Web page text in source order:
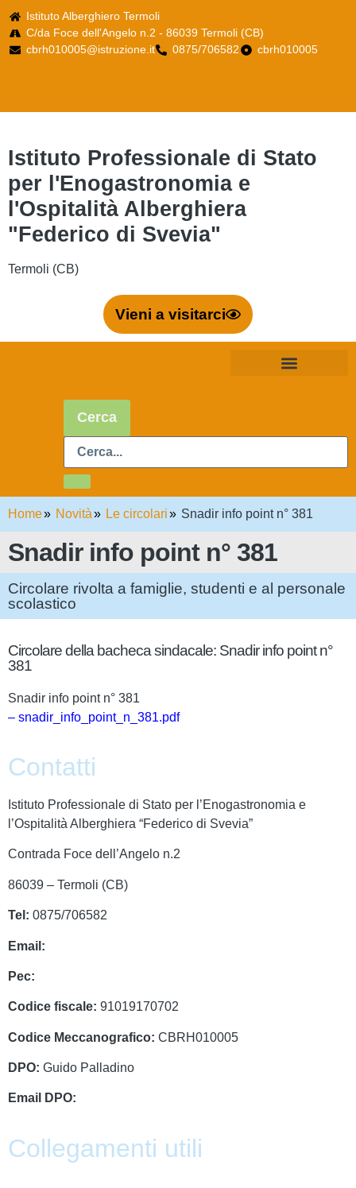
Istituto Alberghiero Termoli
C/da Foce dell'Angelo n.2 - 86039 Termoli (CB)
cbrh010005@istruzione.it
0875/706582 cbrh010005
Istituto Professionale di Stato
per l'Enogastronomia e
l'Ospitalità Alberghiera
"Federico di Svevia"
Termoli (CB)
Vieni a visitarci
Cerca
Home Novità Le circolari Snadir info point n° 381
Snadir info point n° 381
Circolare rivolta a famiglie, studenti e al personale
scolastico
Circolare della bacheca sindacale: Snadir info point n°
381
Snadir info point n° 381
– snadir_info_point_n_381.pdf
Contatti
Istituto Professionale di Stato per l’Enogastronomia e
l’Ospitalità Alberghiera “Federico di Svevia”
Contrada Foce dell’Angelo n.2
86039 – Termoli (CB)
Tel: 0875/706582
Email:
Pec:
Codice fiscale: 91019170702
Codice Meccanografico: CBRH010005
DPO: Guido Palladino
Email DPO:
Collegamenti utili